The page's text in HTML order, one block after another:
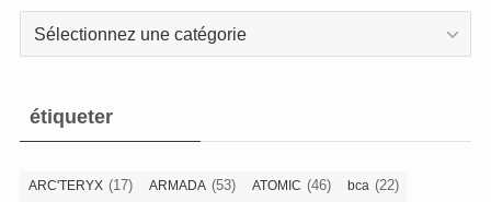
Catégories
étiqueter
ARC'TERYX (17) ARMADA (53) ATOMIC (46) bca (22)